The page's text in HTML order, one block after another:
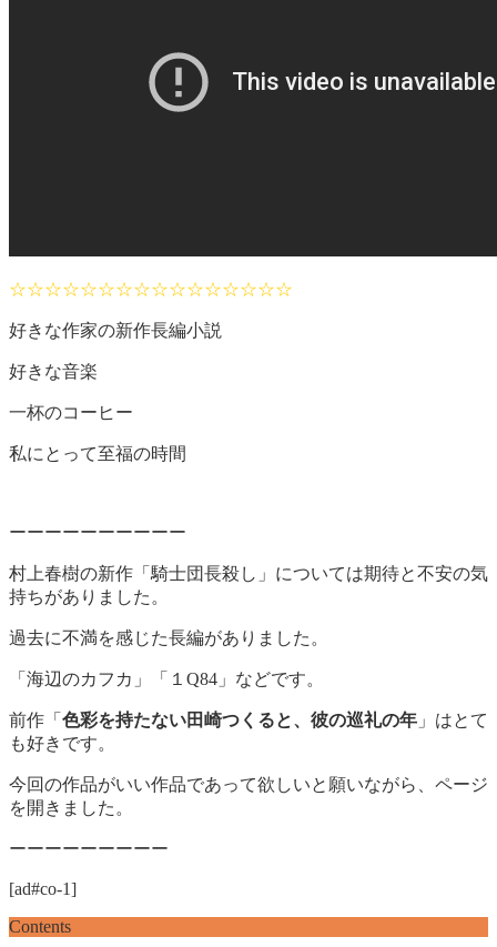
☆☆☆☆☆☆☆☆☆☆☆☆☆☆☆☆
好きな作家の新作長編小説
好きな音楽
一杯のコーヒー
私にとって至福の時間
ーーーーーーーーーー
村上春樹の新作「騎士団長殺し」については期待と不安の気
持ちがありました。
過去に不満を感じた長編がありました。
「海辺のカフカ」「１Q84」などです。
前作「 色彩を持たない田崎つくると、彼の巡礼の年 」はとて
も好きです。
今回の作品がいい作品であって欲しいと願いながら、ページ
を開きました。
ーーーーーーーーー
[ad#co-1]
Contents